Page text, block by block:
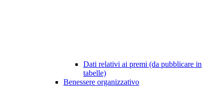
Dati relativi ai premi (da pubblicare in
tabelle)
Benessere organizzativo